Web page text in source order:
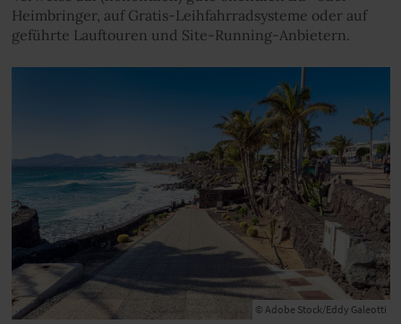
Heimbringer, auf Gratis-Leihfahrradsysteme oder auf
geführte Lauftouren und Site-Running-Anbietern.
© Adobe Stock/Eddy Galeotti